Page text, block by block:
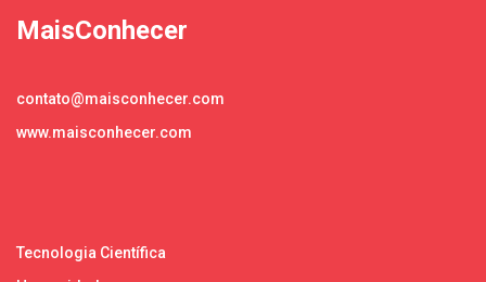
MaisConhecer
contato@maisconhecer.com
www.maisconhecer.com
Tecnologia Científica